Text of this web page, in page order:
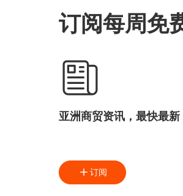
订阅每周免
亚洲商贸资讯，最快最新
订阅